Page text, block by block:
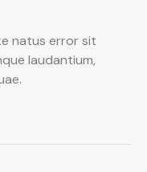
natus error sit
laudantium,